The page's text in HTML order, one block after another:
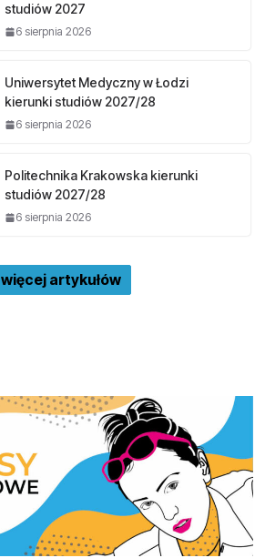
studiów 2027
6 sierpnia 2026
Uniwersytet Medyczny w Łodzi
kierunki studiów 2027/28
6 sierpnia 2026
Politechnika Krakowska kierunki
studiów 2027/28
6 sierpnia 2026
więcej artykułów